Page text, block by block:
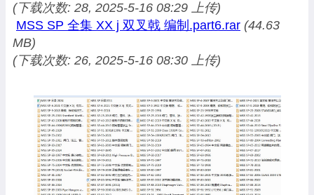
(下载次数: 28, 2025-5-16 08:29 上传)
MSS SP 全集 XX j 双叉戟 编制.part6.rar (44.63
MB)
(下载次数: 26, 2025-5-16 08:30 上传)